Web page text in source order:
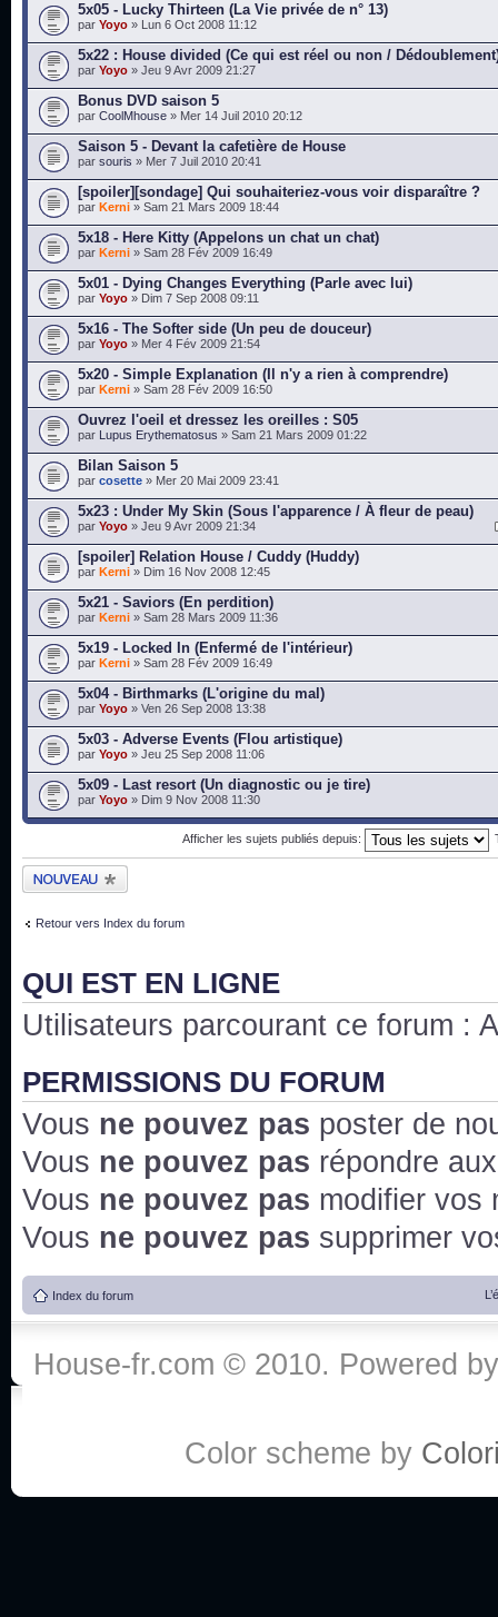
5x05 - Lucky Thirteen (La Vie privée de n° 13)
par Yoyo » Lun 6 Oct 2008 11:12
5x22 : House divided (Ce qui est réel ou non /
par Yoyo » Jeu 9 Avr 2009 21:27
Bonus DVD saison 5
par CoolMhouse » Mer 14 Juil 2010 20:12
Saison 5 - Devant la cafetière de House
par souris » Mer 7 Juil 2010 20:41
[spoiler][sondage] Qui souhaiteriez-vous voir disparaître ?
par Kerni » Sam 21 Mars 2009 18:44
5x18 - Here Kitty (Appelons un chat un chat)
par Kerni » Sam 28 Fév 2009 16:49
5x01 - Dying Changes Everything (Parle avec lui)
par Yoyo » Dim 7 Sep 2008 09:11
5x16 - The Softer side (Un peu de douceur)
par Yoyo » Mer 4 Fév 2009 21:54
5x20 - Simple Explanation (Il n'y a rien à comprendre)
par Kerni » Sam 28 Fév 2009 16:50
Ouvrez l'oeil et dressez les oreilles : S05
par Lupus Erythematosus » Sam 21 Mars 2009 01:22
Bilan Saison 5
par cosette » Mer 20 Mai 2009 23:41
5x23 : Under My Skin (Sous l'apparence / À fleur de peau)
par Yoyo » Jeu 9 Avr 2009 21:34
[spoiler] Relation House / Cuddy (Huddy)
par Kerni » Dim 16 Nov 2008 12:45
5x21 - Saviors (En perdition)
par Kerni » Sam 28 Mars 2009 11:36
5x19 - Locked In (Enfermé de l'intérieur)
par Kerni » Sam 28 Fév 2009 16:49
5x04 - Birthmarks (L'origine du mal)
par Yoyo » Ven 26 Sep 2008 13:38
5x03 - Adverse Events (Flou artistique)
par Yoyo » Jeu 25 Sep 2008 11:06
5x09 - Last resort (Un diagnostic ou je tire)
par Yoyo » Dim 9 Nov 2008 11:30
Afficher les sujets publiés depuis:
Publier un nouveau
sujet
Retour vers Index du forum
QUI EST EN LIGNE
Utilisateurs parcourant ce forum :
PERMISSIONS DU FORUM
Vous ne pouvez pas poster de
Vous ne pouvez pas répondre
Vous ne pouvez pas modifier vos
Vous ne pouvez pas supprimer
Index du forum
House-fr.com © 2010. Powered
Color scheme by